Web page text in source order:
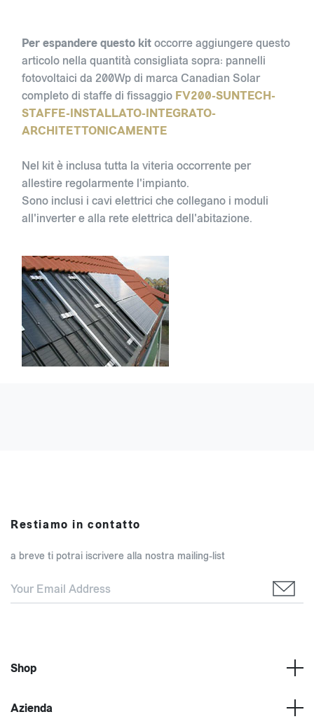
Per espandere questo kitoccorre aggiungere questo
articolo nella quantità consigliata sopra: pannelli
fotovoltaici da 200Wp di marca Canadian Solar
completo di staffe di fissaggio FV200-SUNTECH-
STAFFE-INSTALLATO-INTEGRATO-
ARCHITETTONICAMENTE
Nel kit è inclusa tutta la viteria occorrente per
allestire regolarmente l'impianto.
Sono inclusi i cavi elettrici che collegano i moduli
all'inverter e alla rete elettrica dell'abitazione.
Restiamo in contatto
a breve ti potrai iscrivere alla nostra mailing-list
Shop
Azienda